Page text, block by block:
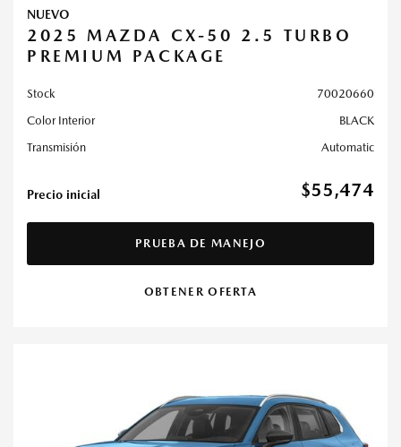
NUEVO
2025 MAZDA CX-50 2.5 TURBO
PREMIUM PACKAGE
Stock
70020660
Color Interior
BLACK
Transmisión
Automatic
Precio inicial $55,474
PRUEBA DE MANEJO
OBTENER OFERTA